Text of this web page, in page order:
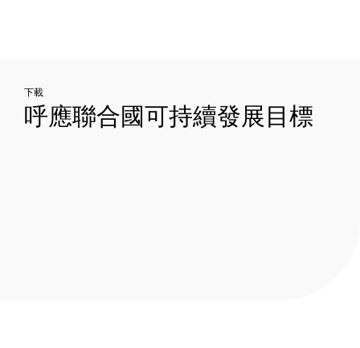
下載
呼應聯合國可持續發展目標